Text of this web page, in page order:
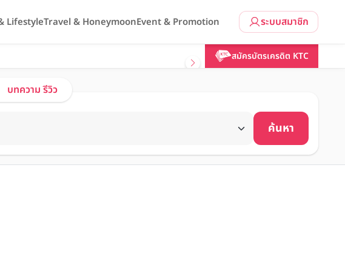
ระบบสมาชิก
LifestyleTravel & HoneymoonEvent & Promotion
สมัครบัตรเครดิต KTC
บทความ รีวิว
ค้นหา